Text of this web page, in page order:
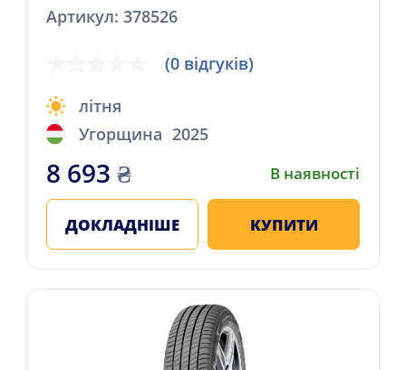
Артикул: 378526
(0 відгуків)
літня
Угорщина 2025
8 693 ₴ В наявності
ДОКЛАДНІШЕ КУПИТИ